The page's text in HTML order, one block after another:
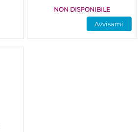
NON DISPONIBILE
Avvisami